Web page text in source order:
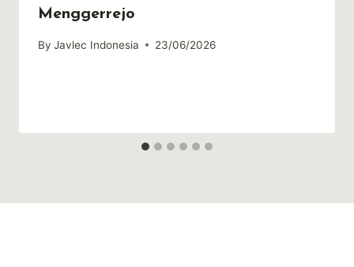
Menggerrejo
By Javlec Indonesia 23/06/2026